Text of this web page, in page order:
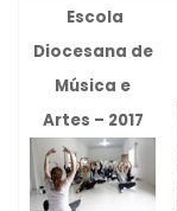
Escola
Diocesana de
Música e
Artes – 2017